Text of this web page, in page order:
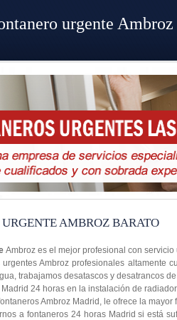
AMBROZ BARATO
Ambroz es el mejor profesional con
urgentes Ambroz profesionales altamente
trabajamos desatascos y desatrancos
24 horas en la instalación de
Ambroz Madrid, le ofrece la
a fontaneros 24 horas Madrid si está
urgente Ambroz